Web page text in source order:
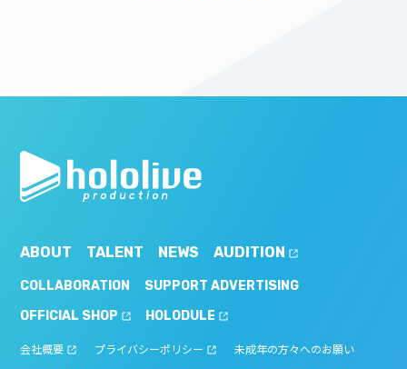
ABOUT TALENT NEWS AUDITION
COLLABORATION
SUPPORT ADVERTISING
OFFICIAL SHOP
HOLODULE
会社概要 プライバシーポリシー 未成年の方々へのお願い